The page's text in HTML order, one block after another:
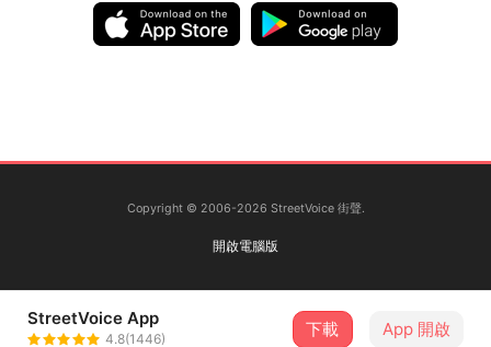
Copyright © 2006-2026 StreetVoice 街聲.
開啟電腦版
StreetVoice App
4.8(1446) 下載 App 開啟